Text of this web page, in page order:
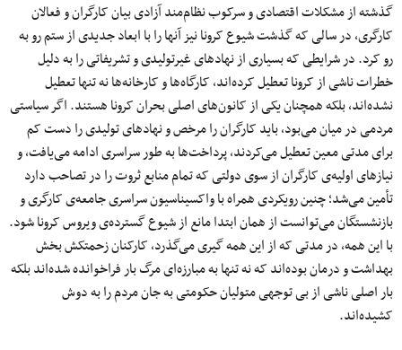
گذشته از مشکلات اقتصادی و سرکوب نظام‌مند آزادی بیان کارگران و فعالان
کارگری، در سالی که گذشت شیوع کرونا نیز آن­ها را با ابعاد جدیدی از ستم رو به
رو کرد. در شرایطی که بسیاری از نهادهای غیرتولیدی و تشریفاتی را به دلیل
خطرات ناشی از کرونا تعطیل کرده‌اند، کارگاه‌ها و کارخانه‌ها نه تنها تعطیل
نشده‌اند، بلکه همچنان یکی از کانون‌های اصلی بحران کرونا هستند. اگر سیاستی
مردمی در میان می‌بود، باید کارگران را مرخص و نهادهای تولیدی را دست کم
برای مدتی معین تعطیل می‌کردند، پرداخت‌ها به طور سراسری ادامه می‌یافت، و
نیازهای اولیه‌ی کارگران از سوی دولتی که تمام منابع ثروت را در تصاحب دارد
تأمین می‌شد؛ چنین رویکردی همراه با واکسیناسیون سراسری جامعه‌ی کارگری و
بازنشستگان می‌توانست از همان ابتدا مانع از شیوع گسترده‌ی ویروس کرونا شود.
با این همه، در مدتی که از این همه گیری می‌گذرد، کارکنان زحمتکش بخش
بهداشت و درمان بوده‌اند که نه تنها به مبارزه‌ای مرگ بار فراخوانده شده‌اند بلکه
بار اصلی ناشی از بی توجهی متولیان حکومتی به جان مردم را به دوش
کشیده‌اند.